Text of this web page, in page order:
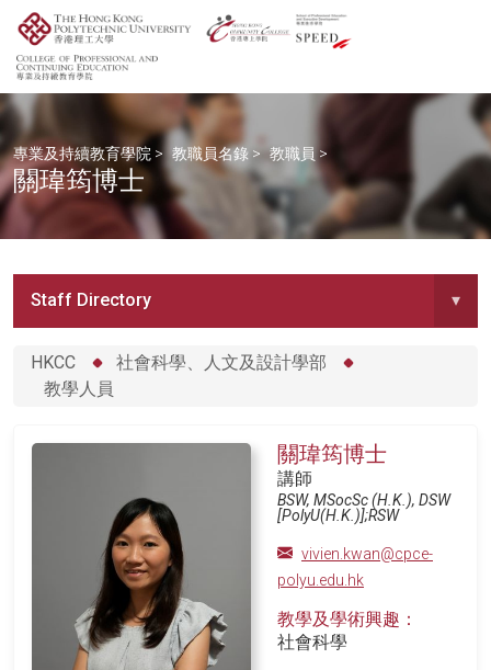
專業及持續教育學院 > 教職員名錄 > 教職員 >
關瑋筠博士
Staff Directory ▾
HKCC
社會科學、人文及設計學部
教學人員
關瑋筠博士
講師
BSW, MSocSc (H.K.), DSW
[PolyU(H.K.)];RSW
vivien.kwan@cpce-
polyu.edu.hk
教學及學術興趣：
社會科學